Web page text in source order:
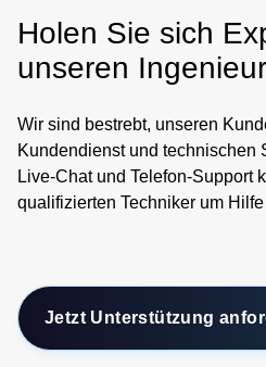
Holen Sie sich
unseren
Wir sind bestrebt, unseren
Kundendienst und technischen
Live-Chat und Telefon-Support
qualifizierten Techniker um
Jetzt Unterstützung